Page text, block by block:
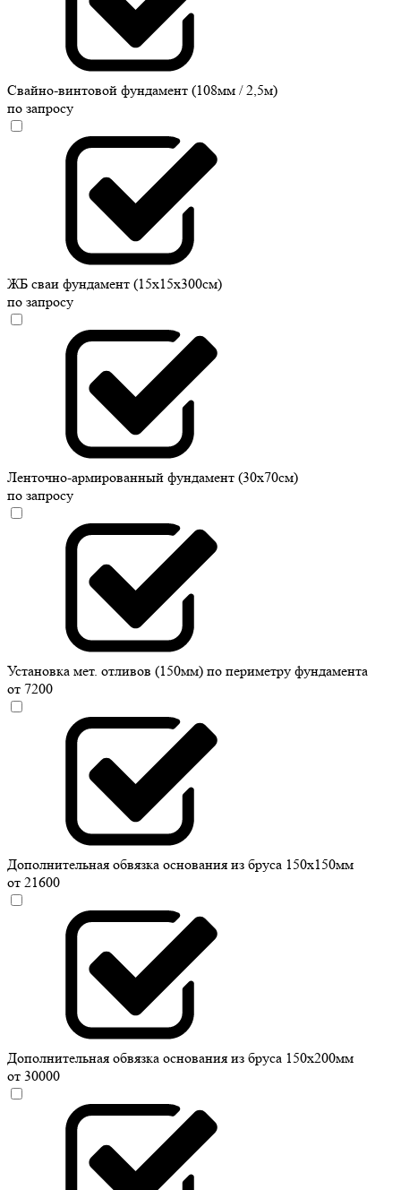
Свайно-винтовой фундамент (108мм / 2,5м)
по запросу
ЖБ сваи фундамент (15х15х300см)
по запросу
Ленточно-армированный фундамент (30х70см)
по запросу
Установка мет. отливов (150мм) по периметру фундамента
от 7200
Дополнительная обвязка основания из бруса 150х150мм
от 21600
Дополнительная обвязка основания из бруса 150х200мм
от 30000